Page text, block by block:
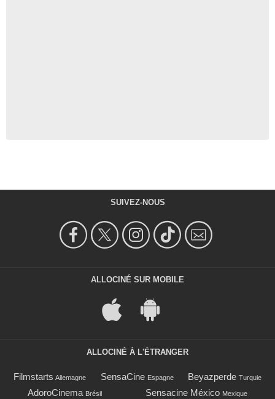
SUIVEZ-NOUS
ALLOCINÉ SUR MOBILE
ALLOCINÉ À L'ÉTRANGER
Filmstarts Allemagne SensaCine Espagne Beyazperde Turquie
AdoroCinema Brésil Sensacine México Mexique